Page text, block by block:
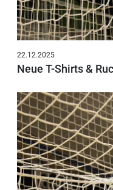
22.12.2025
Neue T-Shirts &